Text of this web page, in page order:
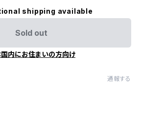
shipping available
Sold out
国内にお住まいの方向け
通報する